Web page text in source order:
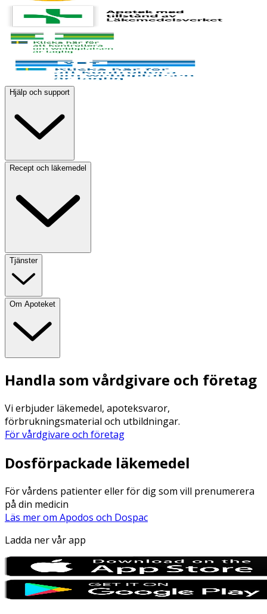
Hjälp och support
Recept och läkemedel
Tjänster
Om Apoteket
Handla som vårdgivare och företag
Vi erbjuder läkemedel, apoteksvaror,
förbrukningsmaterial och utbildningar.
För vårdgivare och företag
Dosförpackade läkemedel
För vårdens patienter eller för dig som vill prenumerera
på din medicin
Läs mer om Apodos och Dospac
Ladda ner vår app